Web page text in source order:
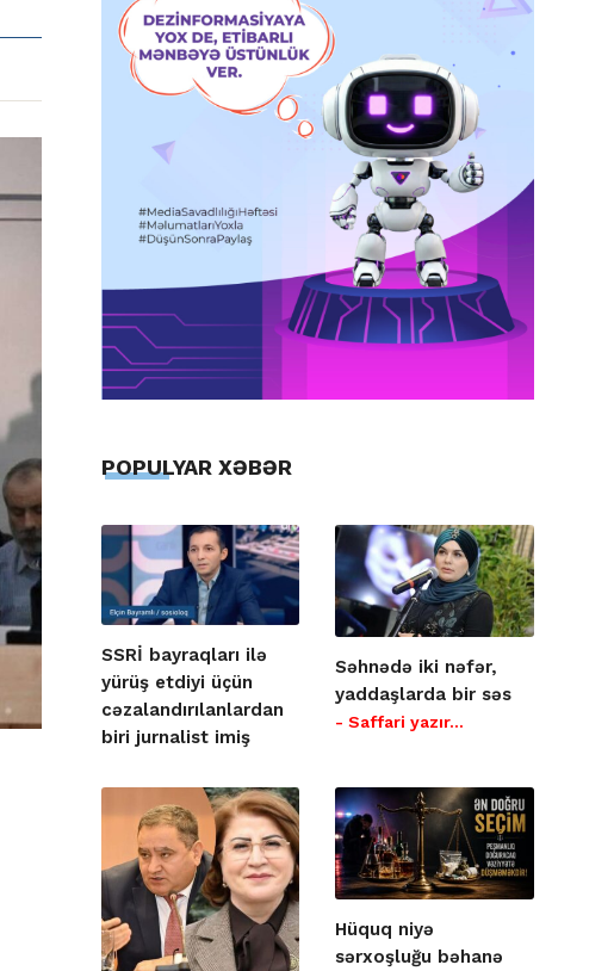
POPULYAR XƏBƏR
SSRİ bayraqları ilə
yürüş etdiyi üçün
cəzalandırılanlardan
biri jurnalist imiş
Səhnədə iki nəfər,
yaddaşlarda bir səs
- Saffari yazır…
Hüquq niyə
sərxoşluğu bəhanə